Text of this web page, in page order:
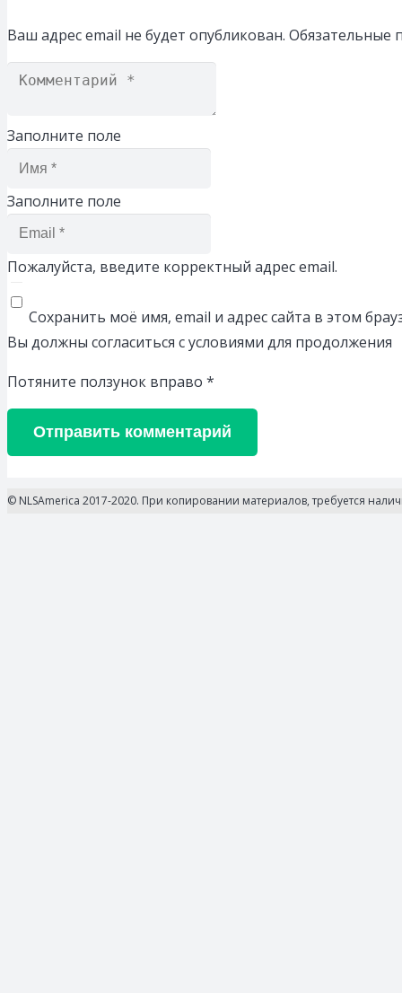
Ваш адрес email не будет опубликован. Обязательные
Заполните поле
Заполните поле
Пожалуйста, введите корректный адрес email.
Сохранить моё имя, email и адрес сайта в этом
Вы должны согласиться с условиями для продолжения
Потяните ползунок вправо *
Отправить комментарий
© NLSAmerica 2017-2020. При копировании материалов, требуется